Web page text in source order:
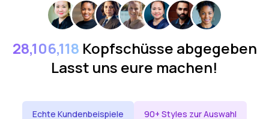
28,106,118 Kopfschüsse abgegeben
Lasst uns eure machen!
Echte Kundenbeispiele 90+ Styles zur Auswahl